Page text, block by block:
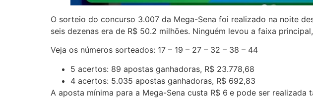
O sorteio do concurso 3.007 da Mega-Sena foi realizado na noite
seis dezenas era de R$ 50.2 milhões. Ninguém levou a faixa
Veja os números sorteados: 17 – 19 – 27 – 32 – 38 – 44
5 acertos: 89 apostas ganhadoras, R$ 23.778,68
4 acertos: 5.035 apostas ganhadoras, R$ 692,83
A aposta mínima para a Mega-Sena custa R$ 6 e pode ser realizada